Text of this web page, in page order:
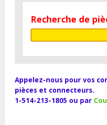
Recherche de
Appelez-nous pour vos
pièces et connecteurs.
1-514-213-1805 ou par